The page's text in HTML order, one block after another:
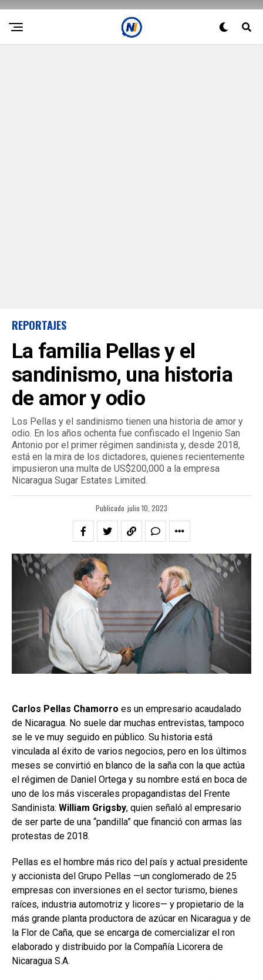
REPORTAJES
La familia Pellas y el
sandinismo, una historia
de amor y odio
Los Pellas y el sandinismo tienen una historia de amor y
odio. En los años ochenta fue confiscado el Ingenio San
Antonio por el primer régimen sandinista y, desde 2018,
está en la mira de los dictadores, quienes recientemente
impusieron una multa de US$200,000 a la empresa
Nicaragua Sugar Estates Limited.
Publicado julio 10, 2023
Carlos Pellas Chamorro es un empresario acaudalado
de Nicaragua. No suele dar muchas entrevistas, tampoco
se le ve muy seguido en público. Su historia está
vinculada al éxito de varios negocios, pero en los últimos
meses se convirtió en blanco de la saña con la que actúa
el régimen de Daniel Ortega y su nombre está en boca de
uno de los más viscerales propagandistas del Frente
Sandinista: William Grigsby, quien señaló al empresario
de ser parte de una “pandilla” que financió con armas las
protestas de 2018.
Pellas es el hombre más rico del país y actual presidente
y accionista del Grupo Pellas —un conglomerado de 25
empresas con inversiones en el sector turismo, bienes
raíces, industria automotriz y licores— y propietario de la
más grande planta productora de azúcar en Nicaragua y de
la Flor de Caña, que se encarga de comercializar el ron
elaborado y distribuido por la Compañía Licorera de
Nicaragua S.A.